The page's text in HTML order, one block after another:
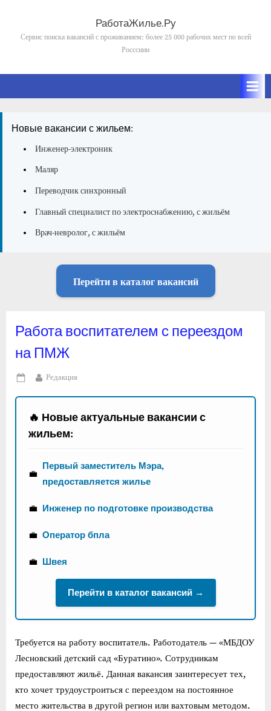
content
РаботаЖилье.Ру
Сервис поиска вакансий с проживанием: более 25 000 рабочих мест по всей
Росссиии
Новые вакансии с жильем:
Инженер-электроник
Маляр
Переводчик синхронный
Главный специалист по электроснабжению, с жильём
Врач-невролог, с жильём
Перейти в каталог вакансий
Работа воспитателем с переездом
на ПМЖ
Posted
on
By
Редакция
🔥 Новые актуальные вакансии с
жильем:
💼
Первый заместитель Мэра,
предоставляется жилье
💼 Инженер по подготовке производства
💼 Оператор бпла
💼 Швея
Перейти в каталог вакансий →
Требуется на работу воспитатель. Работодатель — «МБДОУ
Лесновский детский сад «Буратино». Сотрудникам
предоставляют жильё. Данная вакансия заинтересует тех,
кто хочет трудоустроиться с переездом на постоянное
место жительства в другой регион или вахтовым методом.